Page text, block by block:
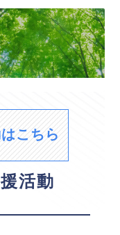
こちら
活動